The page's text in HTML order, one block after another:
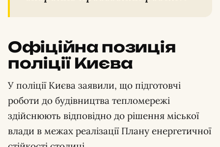
Офіційна позиція
поліції Києва
У поліції Києва заявили, що підготовчі
роботи до будівництва тепломережі
здійснюють відповідно до рішення міської
влади в межах реалізації Плану енергетичної